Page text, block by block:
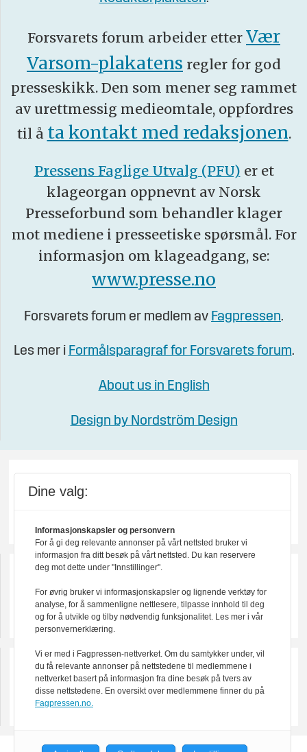
Forsvarets forum arbeider etter Vær
Varsom-plakatens regler for god
presseskikk. Den som mener seg rammet
av urettmessig medieomtale, oppfordres
til å ta kontakt med redaksjonen.
Pressens Faglige Utvalg (PFU) er et
klageorgan oppnevnt av Norsk
Presseforbund som behandler klager
mot mediene i presseetiske spørsmål. For
informasjon om klageadgang, se:
www.presse.no
Forsvarets forum er medlem av Fagpressen.
Les mer i Formålsparagraf for Forsvarets forum.
About us in English
Design by Nordström Design
Dine valg:
Informasjonskapsler og personvern
For å gi deg relevante annonser på vårt nettsted bruker vi
informasjon fra ditt besøk på vårt nettsted. Du kan reservere
deg mot dette under "Innstillinger".
For øvrig bruker vi informasjonskapsler og lignende verktøy for
analyse, for å sammenligne nettlesere, tilpasse innhold til deg
og for å utvikle og tilby nødvendig funksjonalitet. Les mer i vår
personvernerklæring.
Vi er med i Fagpressen-nettverket. Om du samtykker under, vil
du få relevante annonser på nettstedene til medlemmene i
nettverket basert på informasjon fra dine besøk på tvers av
disse nettstedene. En oversikt over medlemmene finner du på
Fagpressen.no.